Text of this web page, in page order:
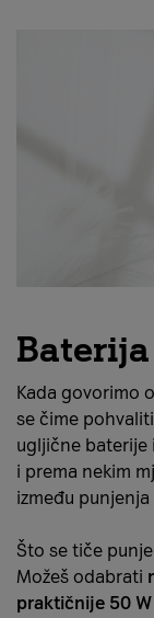
Baterija
Kada govorimo
se čime
ugljične baterije
i prema nekim
između
Što se tiče
Možeš odabrati
praktičnije 50